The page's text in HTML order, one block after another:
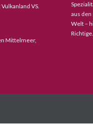
VS.
Mittelmeer,
aus
Welt –
Richtige.